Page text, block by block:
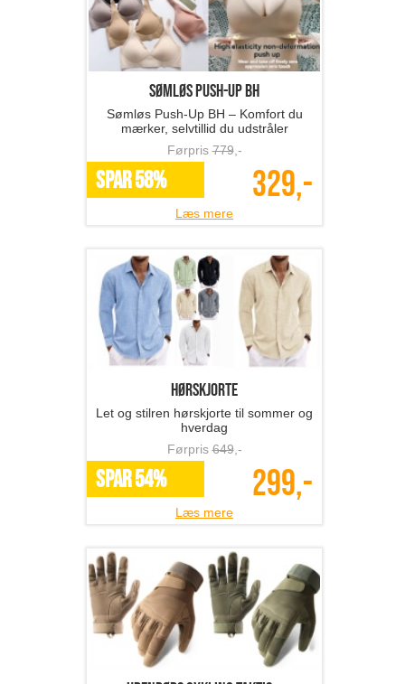
Sømløs Push-Up BH
Sømløs Push-Up BH – Komfort du
mærker, selvtillid du udstråler
Førpris779,-
SPAR 58% 329,-
Læs mere
hørskjorte
Let og stilren hørskjorte til sommer og
hverdag
Førpris649,-
SPAR 54% 299,-
Læs mere